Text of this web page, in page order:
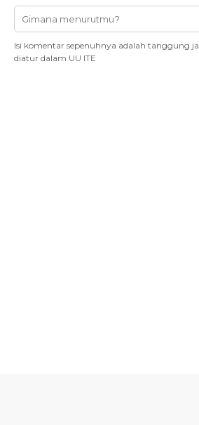
Isi komentar sepenuhnya adalah tanggung
diatur dalam UU ITE